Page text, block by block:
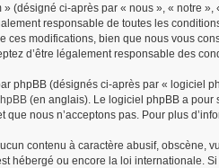
» (désigné ci-après par « nous », « notre
responsable de toutes les
ces modifications, bien que nous vous
d’être légalement responsable des
phpBB (désignés ci-après par « logiciel
(en anglais). Le logiciel phpBB a pour
que nous n’acceptons pas. Pour plus
contenu à caractère abusif, obscène,
hébergé ou encore la loi internationale.